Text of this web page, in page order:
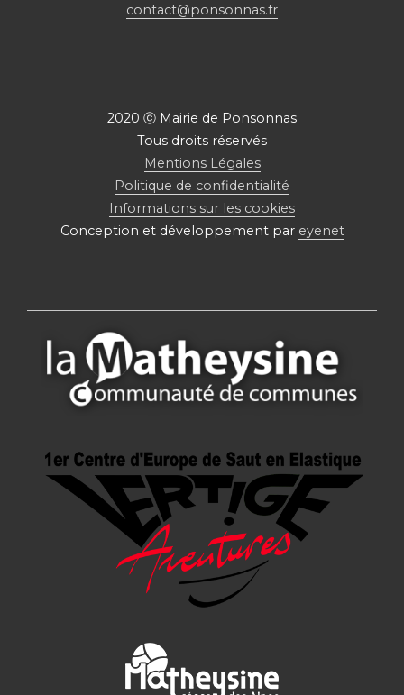
contact@ponsonnas.fr
2020 ⓒ Mairie de Ponsonnas
Tous droits réservés
Mentions Légales
Politique de confidentialité
Informations sur les cookies
Conception et développement par eyenet